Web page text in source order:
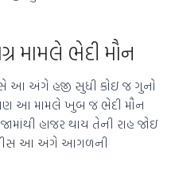
મામલે ભેદી મૌન
આ અંગે હજી સુધી કોઇ જ ગુનો
આ મામલે ખુબ જ ભેદી મૌન
હાજર થાય તેની રાહ જોઇ
આ અંગે આગળની